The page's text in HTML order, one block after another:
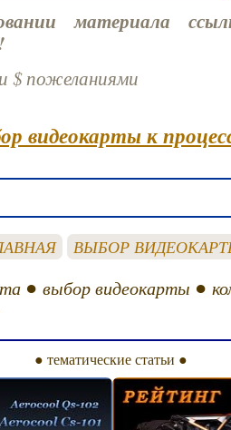
материала
$ пожеланиями
видеокарты к
ВЫБОР
●выбор видеокарты ●
● тематические статьи ●